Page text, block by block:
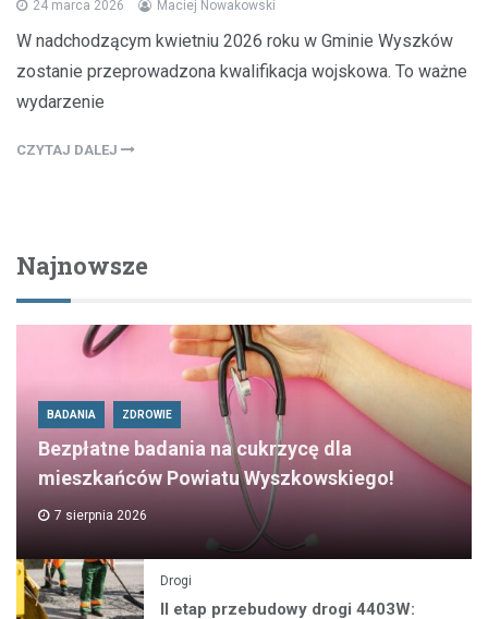
24 marca 2026 Maciej Nowakowski
W nadchodzącym kwietniu 2026 roku w Gminie Wyszków
zostanie przeprowadzona kwalifikacja wojskowa. To ważne
wydarzenie
CZYTAJ DALEJ
Najnowsze
BADANIA ZDROWIE
Bezpłatne badania na cukrzycę dla
mieszkańców Powiatu Wyszkowskiego!
7 sierpnia 2026
Drogi
II etap przebudowy drogi 4403W: